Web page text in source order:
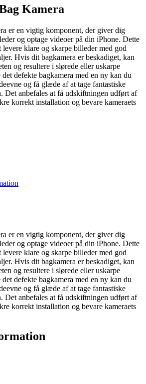
Kamera
er en vigtig komponent, der giver dig
og optage videoer på din iPhone. Dette
levere klare og skarpe billeder med god
Hvis dit bagkamera er beskadiget, kan
og resultere i slørede eller uskarpe
defekte bagkamera med en ny kan du
og få glæde af at tage fantastiske
Det anbefales at få udskiftningen udført af
korrekt installation og bevare kameraets
er en vigtig komponent, der giver dig
og optage videoer på din iPhone. Dette
levere klare og skarpe billeder med god
Hvis dit bagkamera er beskadiget, kan
og resultere i slørede eller uskarpe
defekte bagkamera med en ny kan du
og få glæde af at tage fantastiske
Det anbefales at få udskiftningen udført af
korrekt installation og bevare kameraets